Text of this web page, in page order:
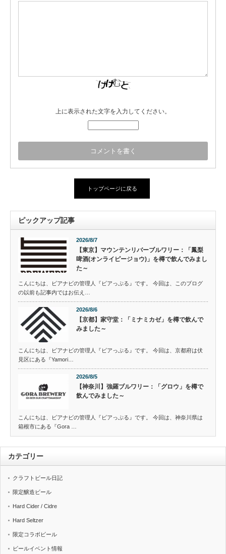
上に表示された文字を入力してください。
トップページに戻る
ピックアップ記事
2026/8/7
【東京】マウンテンリバーブルワリー：「鳳梨
啤酒(オンライピージョウ)」を樽で飲んでみまし
た～
こんにちは、ビアナビの管理人『ビアっぷる』です。 今回は、このブログ
の以前も記事内ではお伝え…
2026/8/6
【京都】家守堂：「ミナミカゼ」を樽で飲んで
みました～
こんにちは、ビアナビの管理人『ビアっぷる』です。 今回は、京都府は伏
見区にある『Yamori…
2026/8/5
【神奈川】強羅ブルワリー：「グロウ」を樽で
飲んでみました～
こんにちは、ビアナビの管理人『ビアっぷる』です。 今回は、神奈川県は
箱根市にある『Gora …
カテゴリー
クラフトビール日記
限定醸造ビール
Hard Cider / Cidre
Hard Seltzer
限定コラボビール
ビールイベント情報